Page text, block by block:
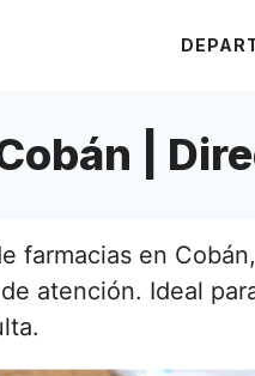
|
farmacias en
atención. Ideal